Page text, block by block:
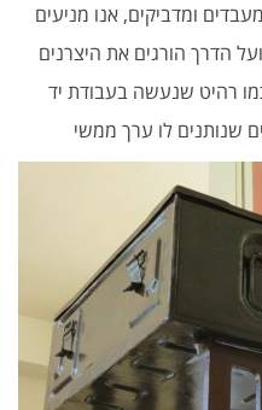
ומדביקים, אנו מניעים
הדרך הורגים את היצרנים
רהיט שנעשה בעבודת יד
שנותנים לו ערך ממשי